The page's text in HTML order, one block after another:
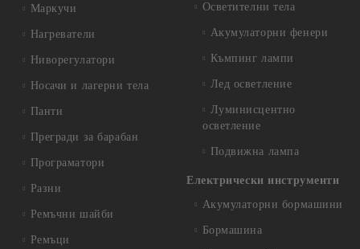
Маркучи
Нагреватели
Ниворегулатори
Носачи и лагерни тела
Панти
Прегради за барабан
Програматори
Разни
Ремъчни шайби
Ремъци
Осветителни тела
Акумулаторни фенери
Къмпинг лампи
Лед осветление
Луминисцентно
осветление
Подвижна лампа
Електрически инструменти
Акумулаторни бормашини
Бормашина